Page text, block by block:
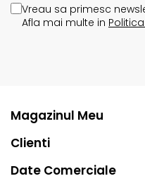
Vreau sa primesc
Afla mai multe in
Magazinul Meu
Clienti
Date Comerciale